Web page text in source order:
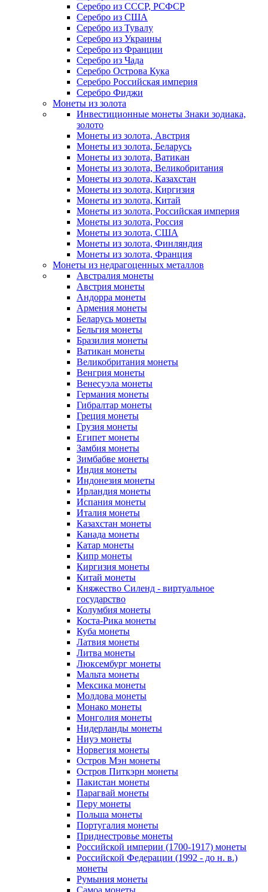
Серебро из СССР, РСФСР
Серебро из США
Серебро из Тувалу
Серебро из Украины
Серебро из Франции
Серебро из Чада
Серебро Острова Кука
Серебро Российская империя
Серебро Фиджи
Монеты из золота
Инвестиционные монеты Знаки зодиака,
золото
Монеты из золота, Австрия
Монеты из золота, Беларусь
Монеты из золота, Ватикан
Монеты из золота, Великобритания
Монеты из золота, Казахстан
Монеты из золота, Киргизия
Монеты из золота, Китай
Монеты из золота, Российская империя
Монеты из золота, Россия
Монеты из золота, США
Монеты из золота, Финляндия
Монеты из золота, Франция
Монеты из недрагоценных металлов
Австралия монеты
Австрия монеты
Андорра монеты
Армения монеты
Беларусь монеты
Бельгия монеты
Бразилия монеты
Ватикан монеты
Великобритания монеты
Венгрия монеты
Венесуэла монеты
Германия монеты
Гибралтар монеты
Греция монеты
Грузия монеты
Египет монеты
Замбия монеты
Зимбабве монеты
Индия монеты
Индонезия монеты
Ирландия монеты
Испания монеты
Италия монеты
Казахстан монеты
Канада монеты
Катар монеты
Кипр монеты
Киргизия монеты
Китай монеты
Княжество Силенд - виртуальное
государство
Колумбия монеты
Коста-Рика монеты
Куба монеты
Латвия монеты
Литва монеты
Люксембург монеты
Мальта монеты
Мексика монеты
Молдова монеты
Монако монеты
Монголия монеты
Нидерланды монеты
Ниуэ монеты
Норвегия монеты
Остров Мэн монеты
Остров Питкэрн монеты
Пакистан монеты
Парагвай монеты
Перу монеты
Польша монеты
Португалия монеты
Приднестровье монеты
Российской империи (1700-1917) монеты
Российской Федерации (1992 - до н. в.)
монеты
Румыния монеты
Самоа монеты